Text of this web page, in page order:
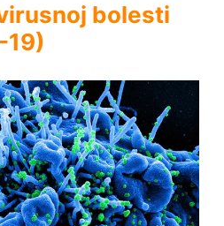
bolesti
19)